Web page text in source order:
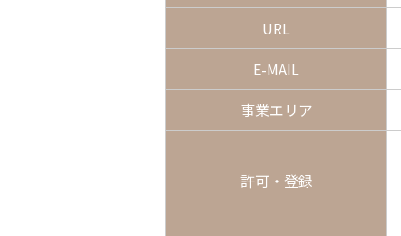
URL
E-MAIL
事業エリア
許可・登録